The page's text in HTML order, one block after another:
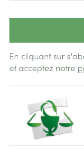
En cliquant sur
et acceptez notre